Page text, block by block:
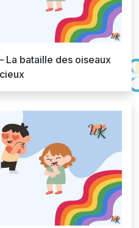
La bataille des oiseaux